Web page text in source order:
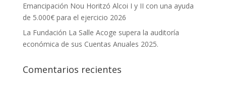
Emancipación Nou Horitzó Alcoi I y II con una ayuda
de 5.000€ para el ejercicio 2026
La Fundación La Salle Acoge supera la auditoría
económica de sus Cuentas Anuales 2025.
Comentarios recientes